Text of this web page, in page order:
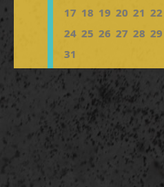
17 18 19 20 21 22
24 25 26 27 28 29
31